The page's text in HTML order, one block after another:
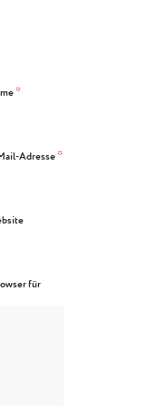
*
Adresse *
für